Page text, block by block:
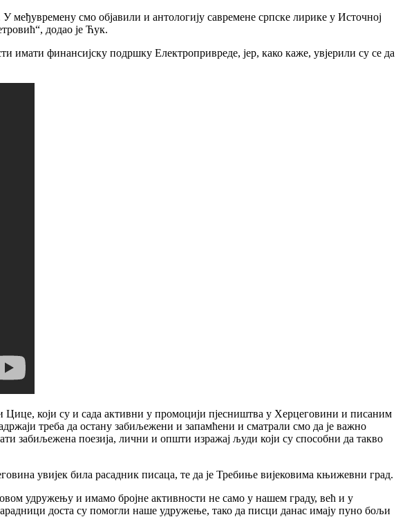
смо објавили и антологију савремене српске лирике у Источној
додао је Ћук.
финансијску подршку Електропривреде, јер, како каже, увјерили су се да
који су и сада активни у промоцији пјесништва у Херцеговини и писаним
треба да остану забиљежени и запамћени и сматрали смо да је важно
забиљежена поезија, лични и општи изражај људи који су способни да такво
увијек била расадник писаца, те да је Требиње вијековима књижевни град.
удружењу и имамо бројне активности не само у нашем граду, већ и у
доста су помогли наше удружење, тако да писци данас имају пуно бољи